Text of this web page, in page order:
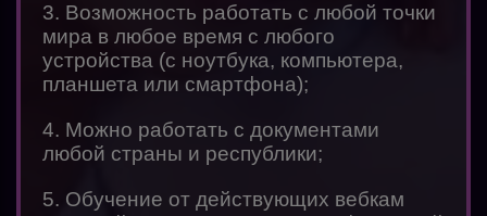
3. Возможность работать с любой точки
мира в любое время с любого
устройства (с ноутбука, компьютера,
планшета или смартфона);
4. Можно работать с документами
любой страны и республики;
5. Обучение от действующих вебкам